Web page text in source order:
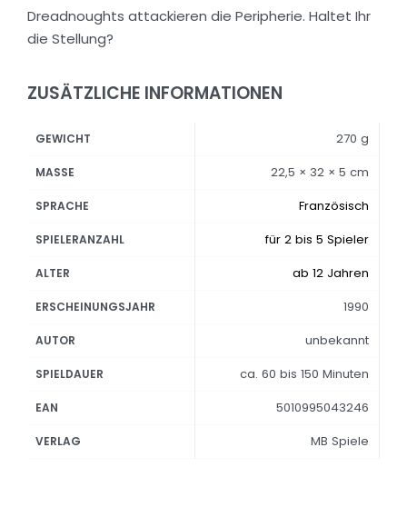
Dreadnoughts attackieren die Peripherie. Haltet Ihr
die Stellung?
ZUSÄTZLICHE INFORMATIONEN
GEWICHT 270 g
MASSE 22,5 × 32 × 5 cm
SPRACHE Französisch
SPIELERANZAHL für 2 bis 5 Spieler
ALTER ab 12 Jahren
ERSCHEINUNGSJAHR 1990
AUTOR unbekannt
SPIELDAUER ca. 60 bis 150 Minuten
EAN 5010995043246
VERLAG MB Spiele